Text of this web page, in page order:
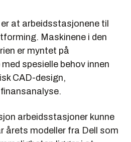
at arbeidsstasjonene til
Maskinene i den
er myntet på
spesielle behov innen
CAD-design,
arbeidsstasjoner kunne
årets modeller fra Dell som